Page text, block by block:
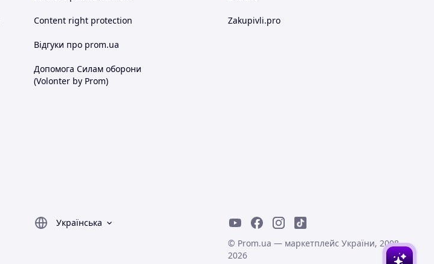
Content right protection
Відгуки про prom.ua
Допомога Силам оборони
(Volonter by Prom)
Zakupivli.pro
Українська
© Prom.ua — маркетплейс України, 2008-
2026